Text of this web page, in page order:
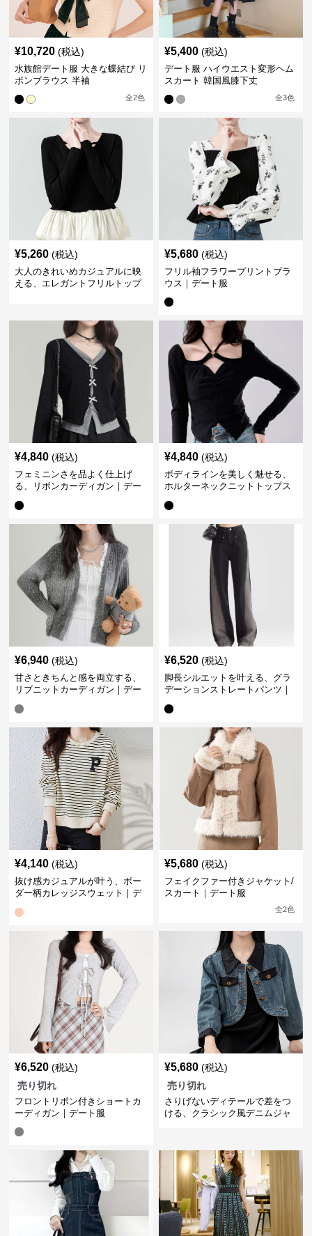
¥10,720 (税込)
水族館デート服 大きな蝶結び リ
ボンブラウス 半袖
全2色
¥5,400 (税込)
デート服 ハイウエスト変形ヘム
スカート 韓国風膝下丈
全3色
¥5,260 (税込)
大人のきれいめカジュアルに映
える、エレガントフリルトップ
¥5,680 (税込)
フリル袖フラワープリントブラ
ウス｜デート服
¥4,840 (税込)
フェミニンさを品よく仕上げ
る、リボンカーディガン｜デー
¥4,840 (税込)
ボディラインを美しく魅せる、
ホルターネックニットトップス
¥6,940 (税込)
甘さときちんと感を両立する、
リブニットカーディガン｜デー
¥6,520 (税込)
脚長シルエットを叶える、グラ
デーションストレートパンツ｜
¥4,140 (税込)
抜け感カジュアルが叶う、ボー
ダー柄カレッジスウェット｜デ
¥5,680 (税込)
フェイクファー付きジャケット/
スカート｜デート服
全2色
¥6,520 (税込)
売り切れ
フロントリボン付きショートカ
ーディガン｜デート服
¥5,680 (税込)
売り切れ
さりげないディテールで差をつ
ける、クラシック風デニムジャ